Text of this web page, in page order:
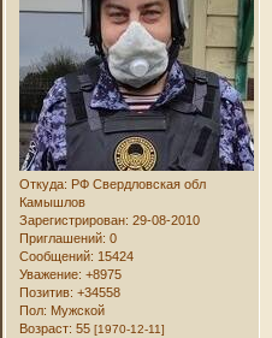
Откуда: РФ Свердловская обл
Камышлов
Зарегистрирован: 29-08-2010
Приглашений: 0
Сообщений: 15424
Уважение: +8975
Позитив: +34558
Пол: Мужской
Возраст: 55[1970-12-11]